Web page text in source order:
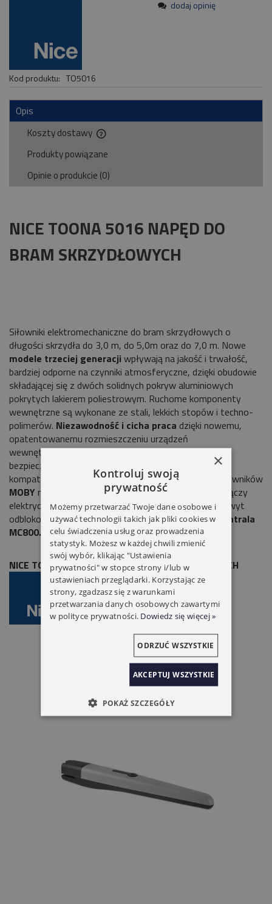
Kod produktu: TO5016
dodaj opinię
Opis
Koszty dostawy
Cena nie zawiera ewentualnych kosztów płatności
Produkty powiązane
Opinie o produkcie (0)
NICE TOONA 5016 NAPĘD DO
BRAM SKRZYDŁOWYCH
Siłowniki elektromechaniczne do bram skrzydłowych o
długości skrzydła do 3,0 m, do 5,0m oraz do 7,0 m. Nowe
modele trzeciej generacji wpływają na jakość i trwałość,
bardziej odporne na czynniki atmosferyczne, dzięki obudowie
składającej się z dwóch solidnych pokryw aluminiowych
pokrytych lakierem poliestrowym. Ruchome komponenty
wewnętrzne są wykonane ze stali, lekkich stopów i techno-
polimerów. Niezawodność i cicha praca dzięki nowemu,
opatentowanemu rozmieszczeniu urządzeń
wewnętrznych.Przekładnia z brązuumożliwiająca
bezpieczne zamykanie i trwałość użytkowania. Pełna
kompatybilność montażowa w przypadku zamiany siłowników
MOBY na
i na odwrót. Wygodny dostęp do złączy
elektrycznych siłownika. Siłownik zawiera również uchwyt
odblokowujący z aluminium ciśnieniowo.Zalecana centrala
MC800.
NICE TOONA 5016 NAPĘD DO BRAM SKRZYDŁOWYCH
×
Kontroluj swoją
prywatność
Możemy przetwarzać Twoje dane osobowe i
używać technologii takich jak pliki cookies w
celu świadczenia usług oraz prowadzenia
statystyk. Możesz w każdej chwili zmienić
swój wybór, klikając "Ustawienia
prywatności" w stopce strony i/lub w
ustawieniach przeglądarki. Korzystając ze
strony, zgadzasz się z warunkami
przetwarzania danych osobowych zawartymi
w polityce prywatności. Dowiedz się więcej »
AKCEPTUJ WSZYSTKIE
ODRZUĆ WSZYSTKIE
POKAŻ SZCZEGÓŁY